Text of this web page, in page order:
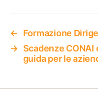
←
Formazione
→ Scadenze
guida per le